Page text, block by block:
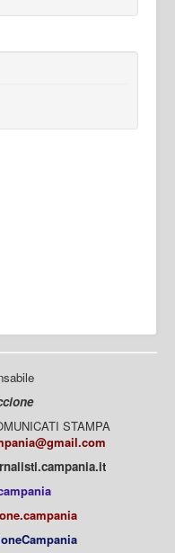
STAMPA